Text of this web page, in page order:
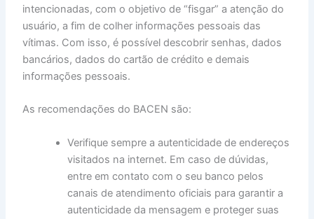
intencionadas, com o objetivo de “fisgar” a atenção do
usuário, a fim de colher informações pessoais das
vítimas. Com isso, é possível descobrir senhas, dados
bancários, dados do cartão de crédito e demais
informações pessoais.
As recomendações do BACEN são:
Verifique sempre a autenticidade de endereços
visitados na internet. Em caso de dúvidas,
entre em contato com o seu banco pelos
canais de atendimento oficiais para garantir a
autenticidade da mensagem e proteger suas